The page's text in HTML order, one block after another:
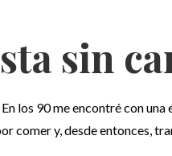
sin
los 90 me encontré con
comer y, desde entonces,